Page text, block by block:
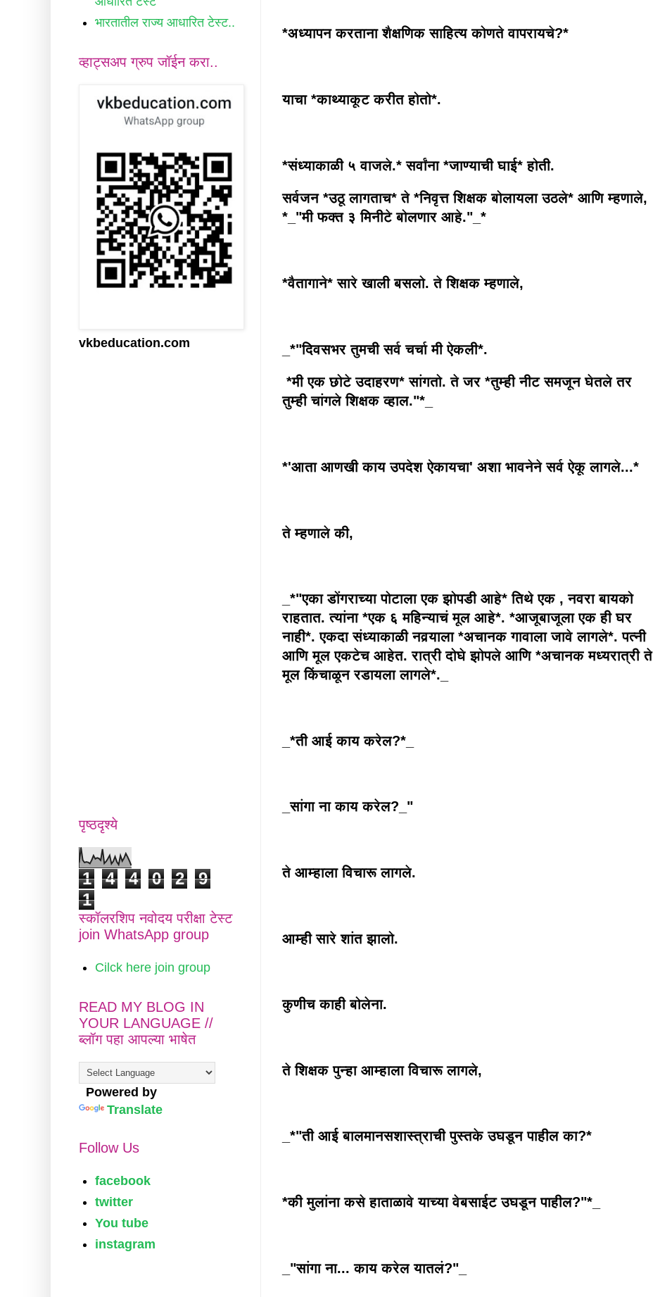
*अध्यापन करताना शैक्षणिक साहित्य कोणते वापरायचे?*
याचा *काथ्याकूट करीत होतो*.
*संध्याकाळी ५ वाजले.* सर्वांना *जाण्याची घाई* होती.
सर्वजन *उठू लागताच* ते *निवृत्त शिक्षक बोलायला उठले* आणि म्हणाले,
*_"मी फक्त ३ मिनीटे बोलणार आहे."_*
*वैतागाने* सारे खाली बसलो. ते शिक्षक म्हणाले,
_*"दिवसभर तुमची सर्व चर्चा मी ऐकली*.
*मी एक छोटे उदाहरण* सांगतो. ते जर *तुम्ही नीट समजून घेतले तर
तुम्ही चांगले शिक्षक व्हाल."*_
*'आता आणखी काय उपदेश ऐकायचा' अशा भावनेने सर्व ऐकू लागले...*
ते म्हणाले की,
_*"एका डोंगराच्या पोटाला एक झोपडी आहे* तिथे एक , नवरा बायको
राहतात. त्यांना *एक ६ महिन्याचं मूल आहे*. *आजूबाजूला एक ही घर
नाही*. एकदा संध्याकाळी नवर्‍याला *अचानक गावाला जावे लागले*. पत्नी
आणि मूल एकटेच आहेत. रात्री दोघे झोपले आणि *अचानक मध्यरात्री ते
मूल किंचाळून रडायला लागले*._
_*ती आई काय करेल?*_
_सांगा ना काय करेल?_"
ते आम्हाला विचारू लागले.
आम्ही सारे शांत झालो.
कुणीच काही बोलेना.
ते शिक्षक पुन्हा आम्हाला विचारू लागले,
_*"ती आई बालमानसशास्त्राची पुस्तके उघडून पाहील का?*
*की मुलांना कसे हाताळावे याच्या वेबसाईट उघडून पाहील?"*_
_"सांगा ना... काय करेल यातलं?"_
भारतातील राज्य आधारित टेस्ट..
व्हाट्सअप ग्रुप जॉईन करा..
vkbeducation.com
पृष्ठदृश्ये
1 4 4 0 2
9
1
स्कॉलरशिप नवोदय परीक्षा टेस्ट
join WhatsApp group
Cilck here join group
READ MY BLOG IN
YOUR LANGUAGE //
ब्लॉग पहा आपल्या भाषेत
Powered by
Translate
Follow Us
facebook
twitter
You tube
instagram